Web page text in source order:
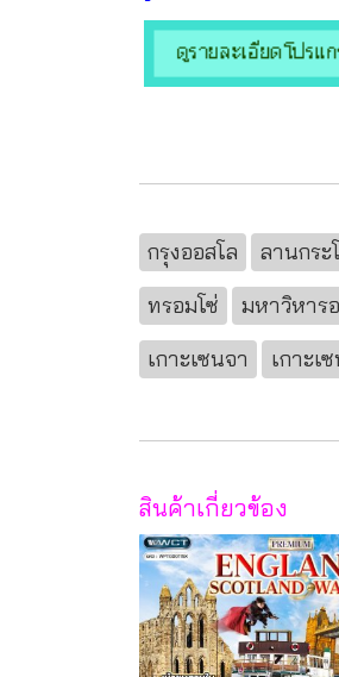
กรุงออสโล ลานกระ
ทรอมโซ่
มหาวิหาร
เกาะเซนจา
เกาะเ
สินค้าเกี่ยวข้อง